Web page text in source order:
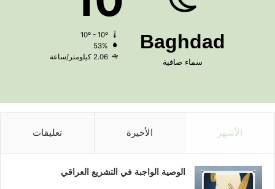
Baghdad
سماء صافية
53%
2.06 كيلومتر/ساعة
الأشهر الأخيرة تعليقات
الوصية الواجبة في التشريع العراقي